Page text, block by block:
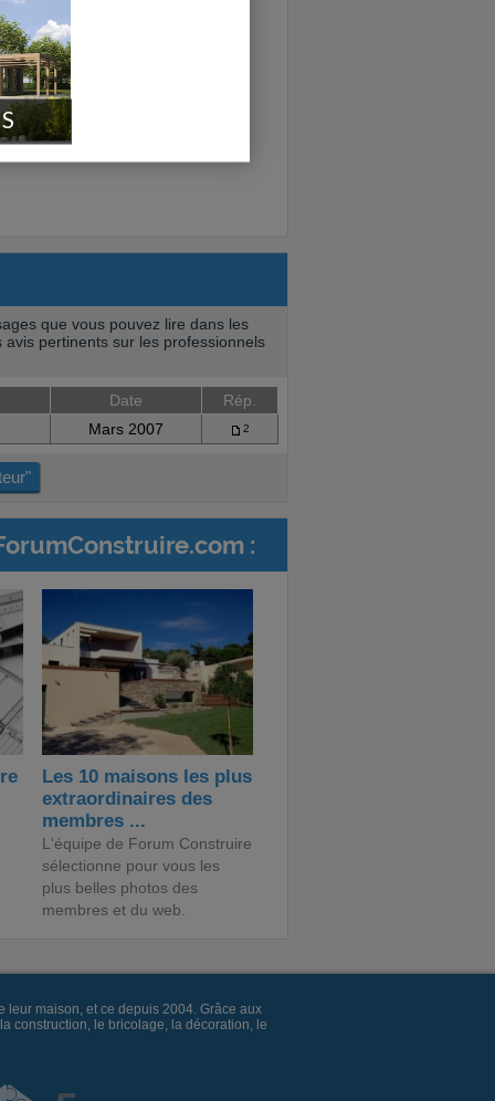
que vous pouvez lire dans les
pertinents sur les professionnels
Date
Rép.
Mars 2007 2
:
Les 10 maisons les plus
extraordinaires des
membres ...
L'équipe de Forum Construire
sélectionne pour vous les
plus belles photos des
membres et du web.
maison, et ce depuis 2004. Grâce aux
construction, le bricolage, la décoration, le